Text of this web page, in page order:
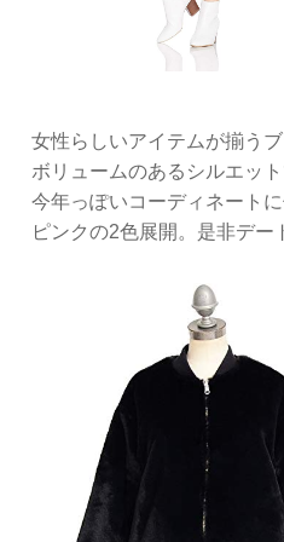
女性らしいアイテムが揃う
ボリュームのあるシルエッ
今年っぽいコーディネート
ピンクの2色展開。是非デー